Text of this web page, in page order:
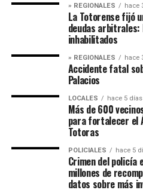
» REGIONALES hace
La Totorense fijó
deudas arbitrales:
inhabilitados
» REGIONALES hace
Accidente fatal
Palacios
LOCALES hace 5 días
Más de 600
para fortalecer el
Totoras
POLICIALES hace 5
Crimen del policía
millones de
datos sobre más